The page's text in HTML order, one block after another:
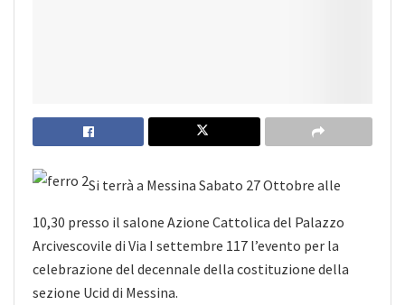
Si terrà a Messina Sabato 27 Ottobre alle
10,30 presso il salone Azione Cattolica del Palazzo
Arcivescovile di Via I settembre 117 l’evento per la
celebrazione del decennale della costituzione della
sezione Ucid di Messina.